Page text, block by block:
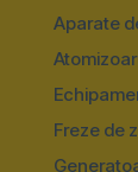
Aparate
Freze de